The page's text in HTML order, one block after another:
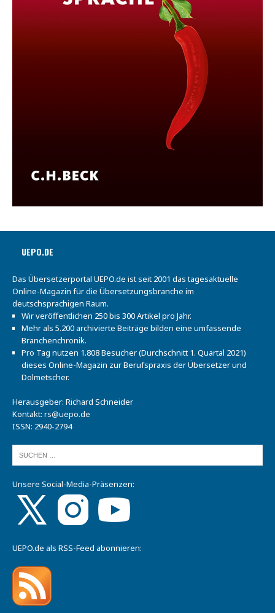
UEPO.DE
Das Übersetzerportal UEPO.de ist seit 2001 das tagesaktuelle
Online-Magazin für die Übersetzungsbranche im
deutschsprachigen Raum.
Wir veröffentlichen 250 bis 300 Artikel pro Jahr.
Mehr als 5.200 archivierte Beiträge bilden eine umfassende
Branchenchronik.
Pro Tag nutzen 1.808 Besucher (Durchschnitt 1. Quartal 2021)
dieses Online-Magazin zur Berufspraxis der Übersetzer und
Dolmetscher.
Herausgeber: Richard Schneider
Kontakt: rs@uepo.de
ISSN: 2940-2794
Unsere Social-Media-Präsenzen:
UEPO.de als RSS-Feed abonnieren: